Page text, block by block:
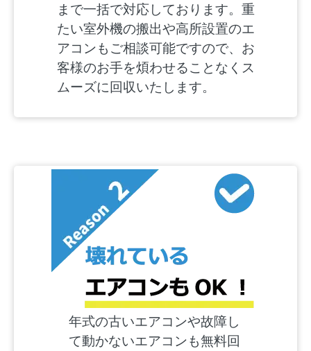
まで一括で対応しております。重
たい室外機の搬出や高所設置のエ
アコンもご相談可能ですので、お
客様のお手を煩わせることなくス
ムーズに回収いたします。
年式の古いエアコンや故障し
て動かないエアコンも無料回